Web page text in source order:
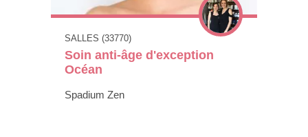
SALLES (33770)
Soin anti-âge d'exception
Océan
Spadium Zen